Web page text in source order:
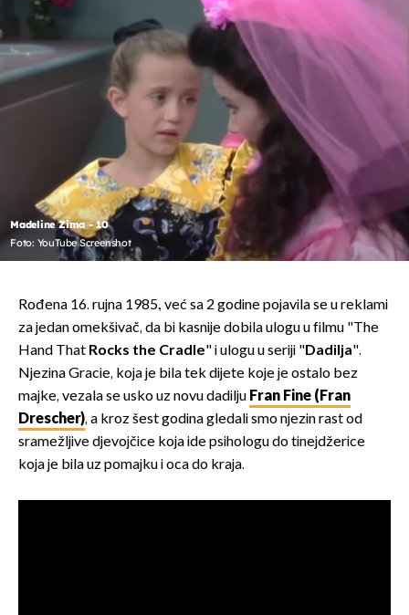
Madeline Zima - 10
Foto: YouTube Screenshot
Rođena 16. rujna 1985., već sa 2 godine pojavila se u reklami
za jedan omekšivač, da bi kasnije dobila ulogu u filmu "The
Hand That Rocks the Cradle" i ulogu u seriji "Dadilja".
Njezina Gracie, koja je bila tek dijete koje je ostalo bez
majke, vezala se usko uz novu dadilju Fran Fine (Fran
Drescher), a kroz šest godina gledali smo njezin rast od
sramežljive djevojčice koja ide psihologu do tinejdžerice
koja je bila uz pomajku i oca do kraja.